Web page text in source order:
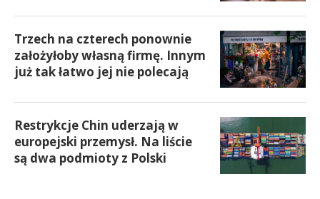
Trzech na czterech ponownie
założyłoby własną firmę. Innym
już tak łatwo jej nie polecają
Restrykcje Chin uderzają w
europejski przemysł. Na liście
są dwa podmioty z Polski